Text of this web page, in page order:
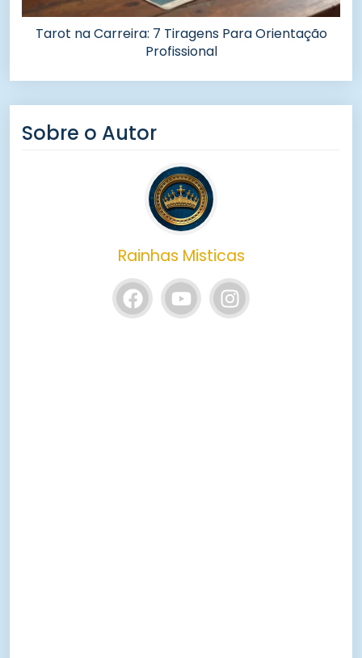
Tarot na Carreira: 7 Tiragens Para Orientação
Profissional
Sobre o Autor
Rainhas Misticas